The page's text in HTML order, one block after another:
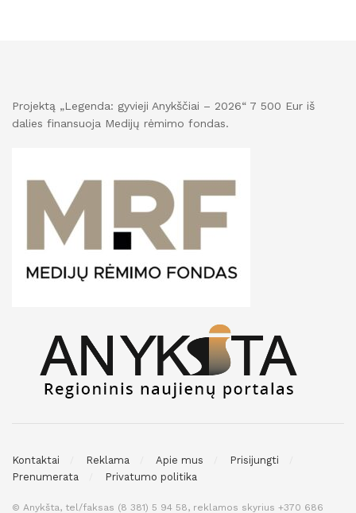
Projektą „Legenda: gyvieji Anykščiai – 2026“ 7 500 Eur iš
dalies finansuoja Medijų rėmimo fondas.
Kontaktai Reklama Apie mus
Prisijungti
Prenumerata
Privatumo politika
© Anykšta, tel/faksas (8 381) 5 94 58, reklamos skyrius +370 686